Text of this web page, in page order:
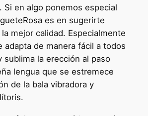
Si en algo ponemos especial
es en sugerirte
mejor calidad. Especialmente
adapta de manera fácil a todos
sublima la erección al paso
lengua que se estremece
de la bala vibradora y